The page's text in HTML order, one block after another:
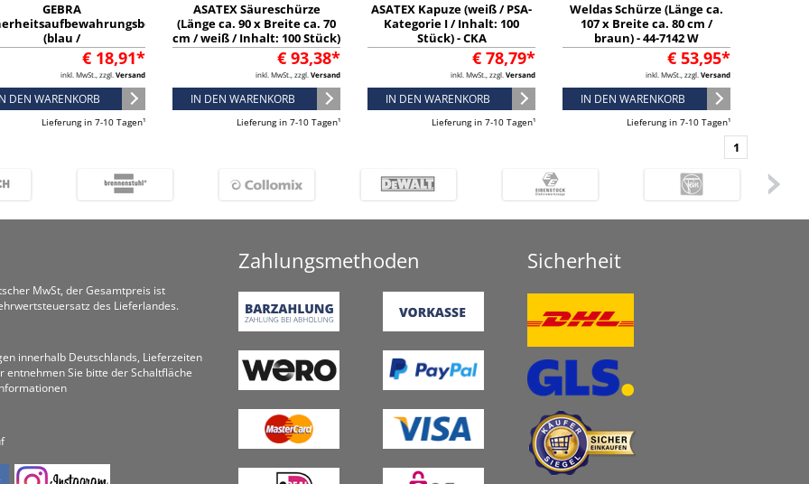
GEBRA
(blau /
-
€ 18,91*
inkl. MwSt., zzgl. Versand
DEN WARENKORB
Lieferung in 7-10 Tagen¹
ASATEX Säureschürze
(Länge ca. 90 x Breite ca. 70
cm / weiß / Inhalt: 100 Stück)
- CSC € 93,38*
inkl. MwSt., zzgl. Versand
IN DEN WARENKORB
Lieferung in 7-10 Tagen¹
ASATEX Kapuze (weiß / PSA-
Kategorie I / Inhalt: 100
Stück) - CKA
€ 78,79*
inkl. MwSt., zzgl. Versand
IN DEN WARENKORB
Lieferung in 7-10 Tagen¹
Weldas Schürze (Länge ca.
107 x Breite ca. 80 cm /
braun) - 44-7142 W
€ 53,95*
inkl. MwSt., zzgl. Versand
IN DEN WARENKORB
Lieferung in 7-10 Tagen¹
1
MwSt, der Gesamtpreis ist
des Lieferlandes.
innerhalb Deutschlands, Lieferzeiten
entnehmen Sie bitte der Schaltfläche
Zahlungsmethoden Sicherheit